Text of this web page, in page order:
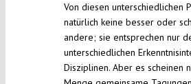
Von diesen unterschiedlichen
natürlich keine besser oder
andere; sie entsprechen nur
unterschiedlichen
Disziplinen. Aber es scheinen